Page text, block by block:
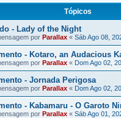
Tópicos
- Lady of the Night
por Parallax « Sáb Ago 08,
- Kotaro, an Audacious
por Parallax « Dom Ago 02,
- Jornada Perigosa
por Parallax « Dom Ago 02,
- Kabamaru - O Garoto
por Parallax « Sáb Ago 01,